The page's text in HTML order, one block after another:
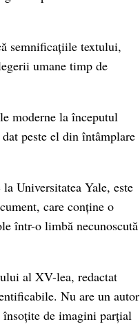
semnificațiile textului,
umane timp de
moderne la începutul
peste el din întâmplare
Universitatea Yale, este
care conține o
într-o limbă necunoscută
al XV-lea, redactat
Nu are un autor
însoțite de imagini parțial